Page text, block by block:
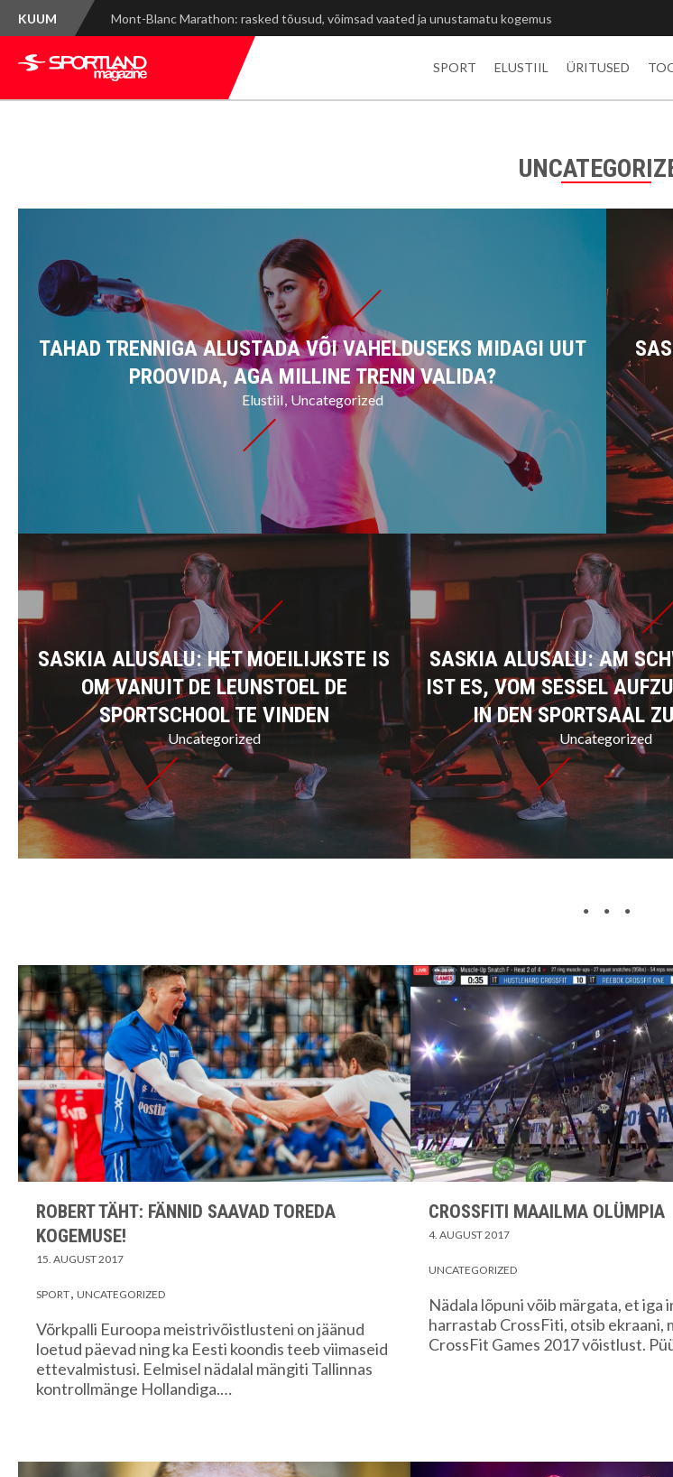
KUUM Spordinädala kokkuvõte: WRC Delfi Rally Estonia ja tiitlivõistluste medalid
SPORT ELUSTIIL ÜRITUSED
TAHAD TRENNIGA ALUSTADA VÕI VAHELDUSEKS MIDAGI UUT
PROOVIDA, AGA MILLINE TRENN VALIDA?
Elustiil Uncategorized
SASKIA ALUSALU: HET MOEILIJKSTE IS
OM VANUIT DE LEUNSTOEL DE
SPORTSCHOOL TE VINDEN
Uncategorized
SASKIA ALUSALU: AM
IST ES, VOM SESSEL
IN DEN SPORTSAAL
Uncategorized
ROBERT TÄHT: FÄNNID SAAVAD TOREDA
KOGEMUSE!
15. AUGUST 2017
SPORT UNCATEGORIZED
Võrkpalli Euroopa meistrivõistlusteni on jäänud
loetud päevad ning ka Eesti koondis teeb viimaseid
ettevalmistusi. Eelmisel nädalal mängiti Tallinnas
kontrollmänge Hollandiga.…
CROSSFITI MAAILMA OLÜMPIA
4. AUGUST 2017
UNCATEGORIZED
Nädala lõpuni võib märgata, et iga
harrastab CrossFiti, otsib ekraani,
CrossFit Games 2017 võistlust.